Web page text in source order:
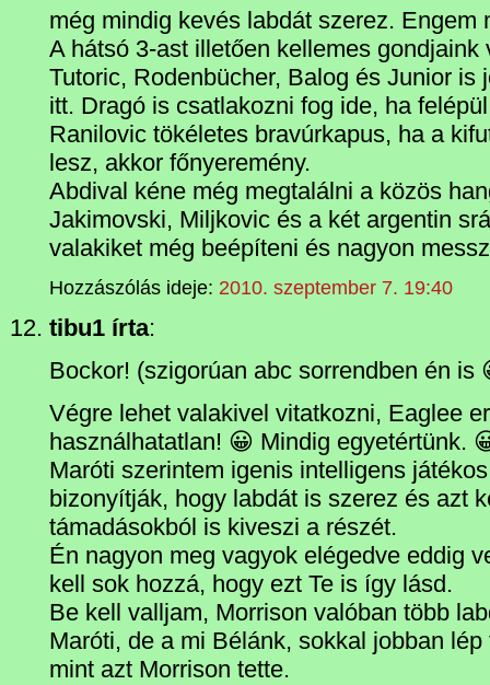
még mindig kevés labdát szerez. Engem
A hátsó 3-ast illetően kellemes gondjaink
Tutoric, Rodenbücher, Balog és Junior is
itt. Dragó is csatlakozni fog ide, ha
Ranilovic tökéletes bravúrkapus, ha a
lesz, akkor főnyeremény.
Abdival kéne még megtalálni a közös
Jakimovski, Miljkovic és a két argentin
valakiket még beépíteni és nagyon
Hozzászólás ideje: 2010. szeptember 7. 19:40
tibu1 írta:
Bockor! (szigorúan abc sorrendben én is
Végre lehet valakivel vitatkozni, Eaglee
használhatatlan! 😀 Mindig egyetértünk.
Maróti szerintem igenis intelligens
bizonyítják, hogy labdát is szerez és azt
támadásokból is kiveszi a részét.
Én nagyon meg vagyok elégedve eddig
kell sok hozzá, hogy ezt Te is így lásd.
Be kell valljam, Morrison valóban több
Maróti, de a mi Bélánk, sokkal jobban
mint azt Morrison tette.